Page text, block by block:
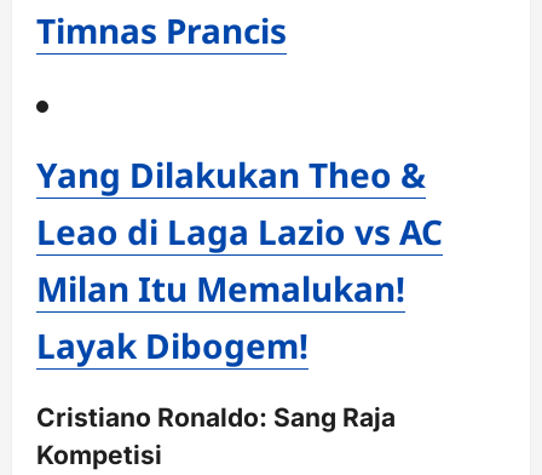
Timnas Prancis
Yang Dilakukan Theo &
Leao di Laga Lazio vs AC
Milan Itu Memalukan!
Layak Dibogem!
Cristiano Ronaldo: Sang Raja
Kompetisi